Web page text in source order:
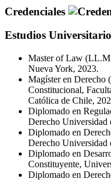
Credenciales
Estudios
Master of Law
Nueva York, 2023.
Magíster en
Constitucional,
Católica de Chile,
Diplomado en
Derecho Universidad
Diplomado en
Derecho Universidad
Diplomado en
Constituyente,
Diplomado en